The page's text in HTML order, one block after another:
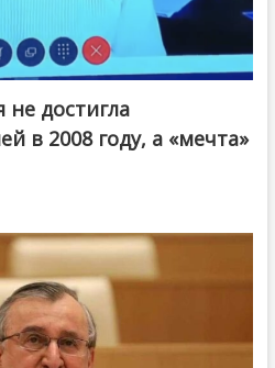
не достигла
в 2008 году, а «мечта»